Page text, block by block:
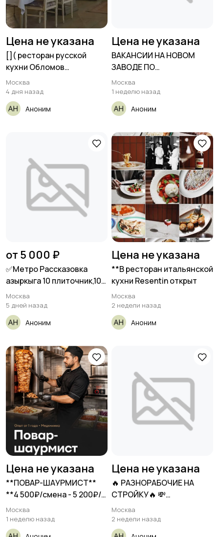
Цена не указана
[​]( ресторан русской
кухни Обломов
требуется:
Москва
4 дня назад
Аноним
Цена не указана
ВАКАНСИИ НА НОВОМ
ЗАВОДЕ ПО
ПРОИЗВОДСТВУ
Москва
1 неделю назад
Аноним
от 5 000 ₽
✅Метро Рассказовка
азыркыга 10 плиточник,10
потолочник
Москва
5 дней назад
Аноним
Цена не указана
**В ресторан итальянской
кухни Resentin открыт
Москва
2 недели назад
Аноним
Цена не указана
**ПОВАР-ШАУРМИСТ**
**4 500₽/смена - 5 200₽/
смена**
Москва
1 неделю назад
Цена не указана
🔥 РАЗНОРАБОЧИЕ НА
СТРОЙКУ🔥 💸
ЕЖЕДНЕВНЫЕ
Москва
2 недели назад